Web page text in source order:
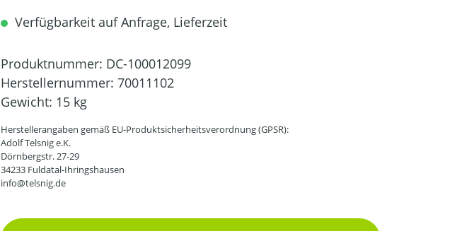
Verfügbarkeit auf Anfrage, Lieferzeit
Produktnummer: DC-100012099
Herstellernummer: 70011102
Gewicht: 15 kg
Herstellerangaben gemäß EU-Produktsicherheitsverordnung (GPSR):
Adolf Telsnig e.K.
Dörnbergstr. 27-29
34233 Fuldatal-Ihringshausen
info@telsnig.de